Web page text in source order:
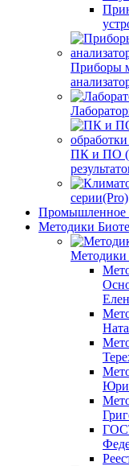
Приборы
ПК и ПО
серии(Pro)
Промышленное
Методики
Методики